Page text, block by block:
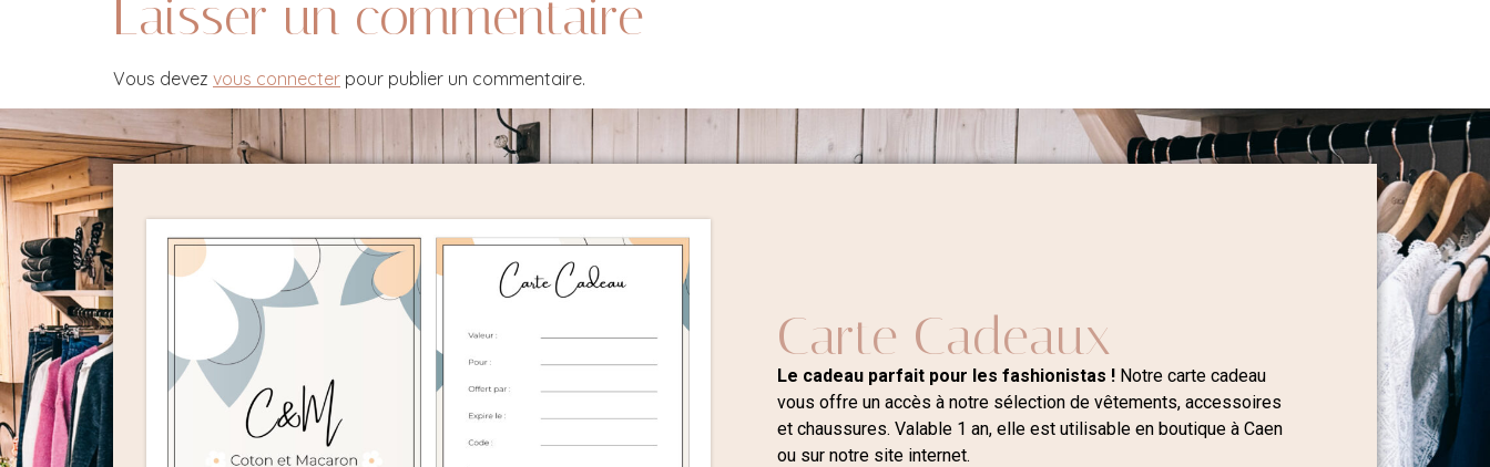
Laisser un commentaire
Vous devez vous connecter pour publier un commentaire.
Carte Cadeaux
Le cadeau parfait pour les fashionistas !Notre carte cadeau
vous offre un accès à notre sélection de vêtements, accessoires
et chaussures. Valable 1 an, elle est utilisable en boutique à Caen
ou sur notre site internet.